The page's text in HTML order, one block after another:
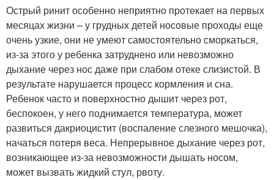
Острый ринит особенно неприятно протекает на первых
месяцах жизни – у грудных детей носовые проходы еще
очень узкие, они не умеют самостоятельно сморкаться,
из-за этого у ребенка затруднено или невозможно
дыхание через нос даже при слабом отеке слизистой. В
результате нарушается процесс кормления и сна.
Ребенок часто и поверхностно дышит через рот,
беспокоен, у него поднимается температура, может
развиться дакриоцистит (воспаление слезного мешочка),
начаться потеря веса. Непрерывное дыхание через рот,
возникающее из-за невозможности дышать носом,
может вызвать жидкий стул, рвоту.